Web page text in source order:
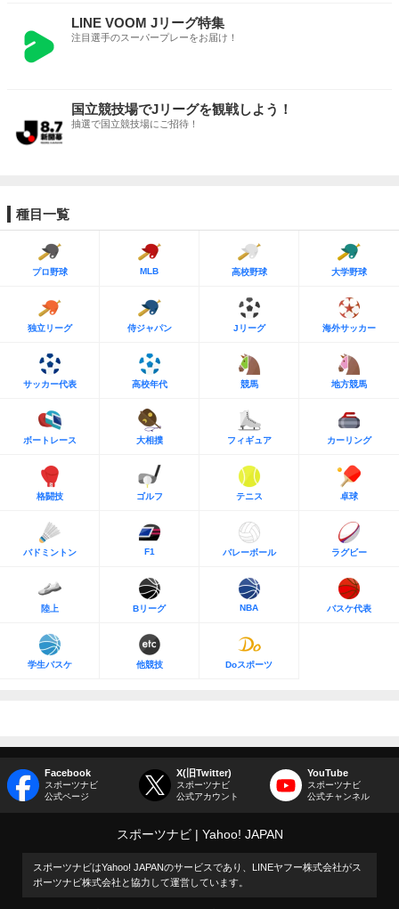
LINE VOOM Jリーグ特集
注目選手のスーパープレーをお届け！
国立競技場でJリーグを観戦しよう！
抽選で国立競技場にご招待！
種目一覧
プロ野球 MLB 高校野球 大学野球
独立リーグ 侍ジャパン Jリーグ 海外サッカー
サッカー代表 高校年代 競馬 地方競馬
ボートレース 大相撲 フィギュア カーリング
格闘技 ゴルフ テニス 卓球
バドミントン F1 バレーボール ラグビー
陸上 Bリーグ NBA バスケ代表
学生バスケ 他競技 Doスポーツ
Facebook
スポーツナビ
公式ページ
X(旧Twitter)
スポーツナビ
公式アカウント
YouTube
スポーツナビ
公式チャンネル
スポーツナビ Yahoo! JAPAN
スポーツナビはYahoo! JAPANのサービスであり、LINEヤフー株式会社がス
ポーツナビ株式会社と協力して運営しています。